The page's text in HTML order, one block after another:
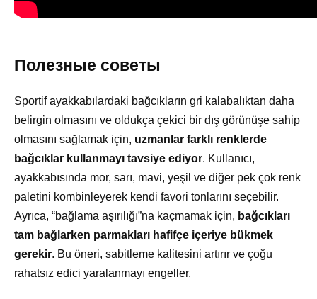
Полезные советы
Sportif ayakkabılardaki bağcıkların gri kalabalıktan daha
belirgin olmasını ve oldukça çekici bir dış görünüşe sahip
olmasını sağlamak için, uzmanlar farklı renklerde
bağcıklar kullanmayı tavsiye ediyor. Kullanıcı,
ayakkabısında mor, sarı, mavi, yeşil ve diğer pek çok renk
paletini kombinleyerek kendi favori tonlarını seçebilir.
Ayrıca, “bağlama aşırılığı”na kaçmamak için, bağcıkları
tam bağlarken parmakları hafifçe içeriye bükmek
gerekir. Bu öneri, sabitleme kalitesini artırır ve çoğu
rahatsız edici yaralanmayı engeller.